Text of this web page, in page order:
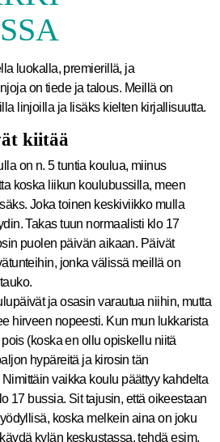
luokalla, premierillä, ja
on tiede ja talous. Meillä on
linjoilla ja lisäks kielten kirjallisuutta.
kiitää
on n. 5 tuntia koulua, miinus
koska liikun koulubussilla, meen
Joka toinen keskiviikko mulla
Takas tuun normaalisti klo 17
puolen päivän aikaan. Päivät
jonka välissä meillä on
ja osasin varautua niihin, mutta
hirveen nopeesti. Kun mun lukkarista
(koska en ollu opiskellu niitä
hypäreitä ja kirosin tän
vaikka koulu päättyy kahdelta
17 bussia. Sit tajusin, että oikeestaan
koska melkein aina on joku
kylän keskustassa, tehdä esim.